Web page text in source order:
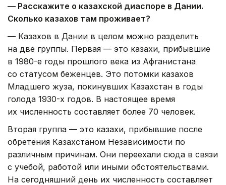
— Расскажите о казахской диаспоре в Дании.
Сколько казахов там проживает?
— Казахов в Дании в целом можно разделить
на две группы. Первая — это казахи, прибывшие
в 1980-е годы прошлого века из Афганистана
со статусом беженцев. Это потомки казахов
Младшего жуза, покинувших Казахстан в годы
голода 1930-х годов. В настоящее время
их численность составляет более 70 человек.
Вторая группа — это казахи, прибывшие после
обретения Казахстаном Независимости по
различным причинам. Они переехали сюда в связи
с учебой, работой или иными обстоятельствами.
На сегодняшний день их численность составляет